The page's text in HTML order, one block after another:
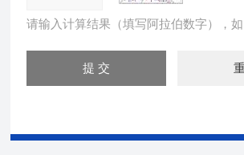
请输入计算结果（填写阿拉伯数字），